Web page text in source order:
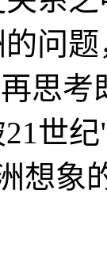
问
思考
世
想象